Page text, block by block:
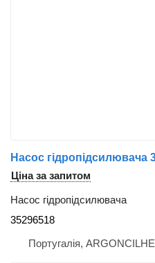
Ціна за запитом
Насос гідропідсилювача
35296518
Португалія, ARGONCILHE